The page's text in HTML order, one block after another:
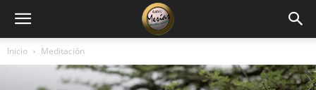
Inicio Meditación